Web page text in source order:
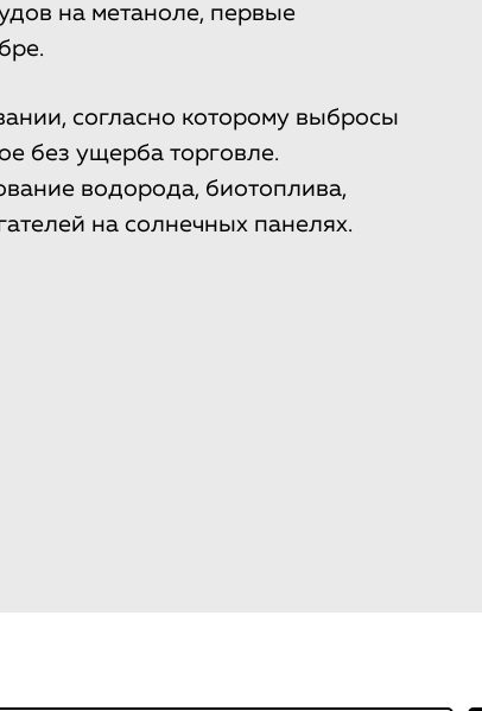
на метаноле, первые
согласно которому выбросы
без ущерба торговле.
водорода, биотоплива,
на солнечных панелях.